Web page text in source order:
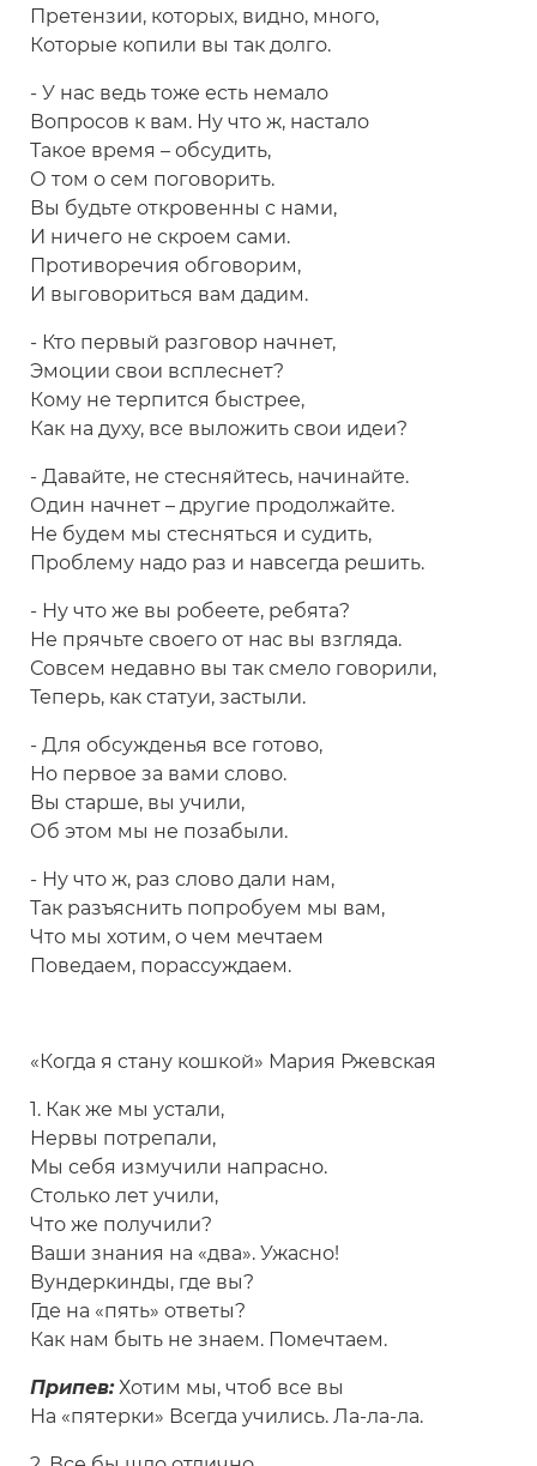
Претензии, которых, видно, много,
Которые копили вы так долго.
- У нас ведь тоже есть немало
Вопросов к вам. Ну что ж, настало
Такое время – обсудить,
О том о сем поговорить.
Вы будьте откровенны с нами,
И ничего не скроем сами.
Противоречия обговорим,
И выговориться вам дадим.
- Кто первый разговор начнет,
Эмоции свои всплеснет?
Кому не терпится быстрее,
Как на духу, все выложить свои идеи?
- Давайте, не стесняйтесь, начинайте.
Один начнет – другие продолжайте.
Не будем мы стесняться и судить,
Проблему надо раз и навсегда решить.
- Ну что же вы робеете, ребята?
Не прячьте своего от нас вы взгляда.
Совсем недавно вы так смело говорили,
Теперь, как статуи, застыли.
- Для обсужденья все готово,
Но первое за вами слово.
Вы старше, вы учили,
Об этом мы не позабыли.
- Ну что ж, раз слово дали нам,
Так разъяснить попробуем мы вам,
Что мы хотим, о чем мечтаем
Поведаем, порассуждаем.
«Когда я стану кошкой» Мария Ржевская
1. Как же мы устали,
Нервы потрепали,
Мы себя измучили напрасно.
Столько лет учили,
Что же получили?
Ваши знания на «два». Ужасно!
Вундеркинды, где вы?
Где на «пять» ответы?
Как нам быть не знаем. Помечтаем.
Припев:Хотим мы, чтоб все вы
На «пятерки» Всегда учились. Ла-ла-ла.